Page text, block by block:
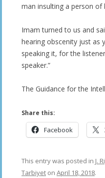
man insulting a person of
Imam turned to us and
hearing obscenity just as
speaking it, for the
speaker.”
The Guidance for the
Share this:
Facebook
This entry was posted in J.
Tarbiyet on April 18, 2018.